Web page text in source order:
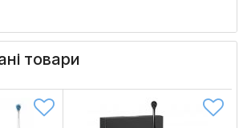
товари